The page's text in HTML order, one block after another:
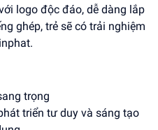
logo độc đáo, dễ dàng lắp
ghép, trẻ sẽ có trải nghiệm
trọng
triển tư duy và sáng tạo